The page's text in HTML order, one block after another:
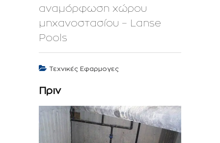
αναμόρφωση χώρου
μηχανοστασίου – Lanse
Pools
Τεχνικές Εφαρμογες
Πριν